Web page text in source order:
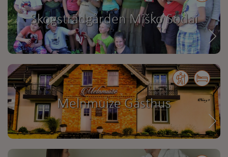
Skogsträdgården Miško Sodai
Melnmuize Gästhus